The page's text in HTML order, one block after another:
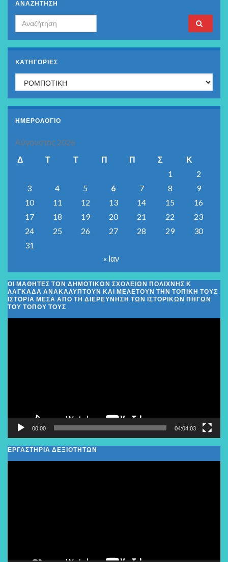
ΑΝΑΖΗΤΗΣΗ
Search for:
KΑΤΗΓΟΡΊΕΣ
Kατηγορίες
ΗΜΕΡΟΛΟΓΙΟ
Αύγουστος 2026
Δ
Τ Τ Π Π Σ
Κ
1
2
3
4 5 6 7 8
9
10
11 12 13 14 15
16
17
18 19 20 21 22
23
24
25 26 27 28 29
30
31
« Ιαν
ΟΙ ΜΑΘΗΤΈΣ ΤΩΝ ΔΗΜΟΤΙΚΏΝ ΣΧΟΛΕΊΩΝ ΠΟΛΊΧΝΗΣ Κ
ΛΑΓΚΑΔΆ ΑΝΑΚΑΛΎΠΤΟΥΝ ΚΑΙ ΜΕΛΕΤΟΎΝ ΤΗΝ ΤΟΠΙΚΉ ΤΟΥΣ
ΙΣΤΟΡΊΑ ΜΈΣΑ ΑΠΌ ΤΗ ΔΙΕΡΕΎΝΗΣΗ ΤΩΝ ΙΣΤΟΡΙΚΏΝ ΠΗΓΏΝ
ΤΟΥ ΤΌΠΟΥ ΤΟΥΣ
00:00 04:04:03
ΕΡΓΑΣΤΗΡΙΑ ΔΕΞΙΟΤΗΤΩΝ